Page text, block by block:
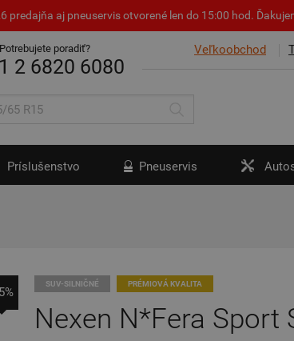
aj pneuservis otvorené len do 15:00 hod.
Veľkoobchod
Potrebujete poradiť?
2 6820 6080
Príslušenstvo Pneuservis
SUV-SILNIČNÉ PRÉMIOVÁ KVALITA
Nexen N*Fera Sport